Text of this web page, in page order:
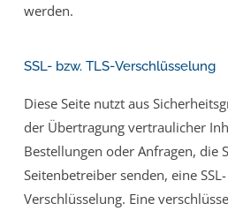
werden.
SSL- bzw. TLS-Verschlüsselung
Diese Seite nutzt aus
der Übertragung vertraulicher
Bestellungen oder Anfragen, die
Seitenbetreiber senden, eine
Verschlüsselung. Eine